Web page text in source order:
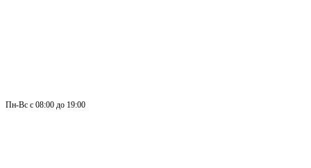
Пн-Вс с 08:00 до 19:00